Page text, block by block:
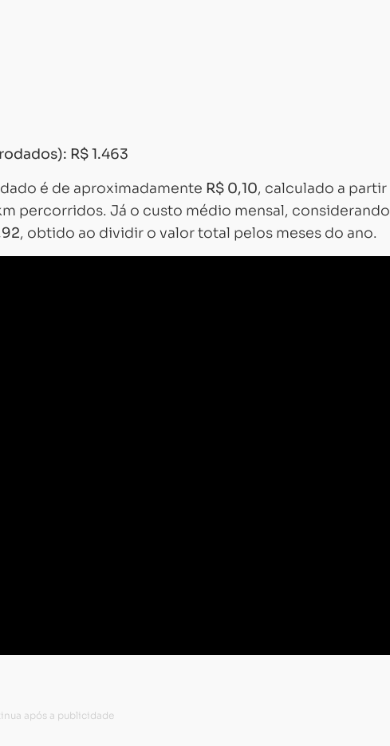
R$ 1.463
é de aproximadamente R$ 0,10, calculado a partir
percorridos. Já o custo médio mensal, considerando
, obtido ao dividir o valor total pelos meses do ano.